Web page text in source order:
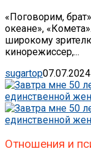
«Поговорим,
океане»,
широкому
кинорежиссер,...
sugartop07.07.2024
Отношения и